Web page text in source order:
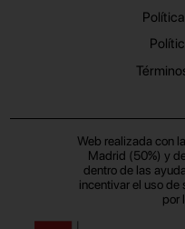
Web realizada con
Madrid (50%) y
dentro de las
incentivar el uso de
por